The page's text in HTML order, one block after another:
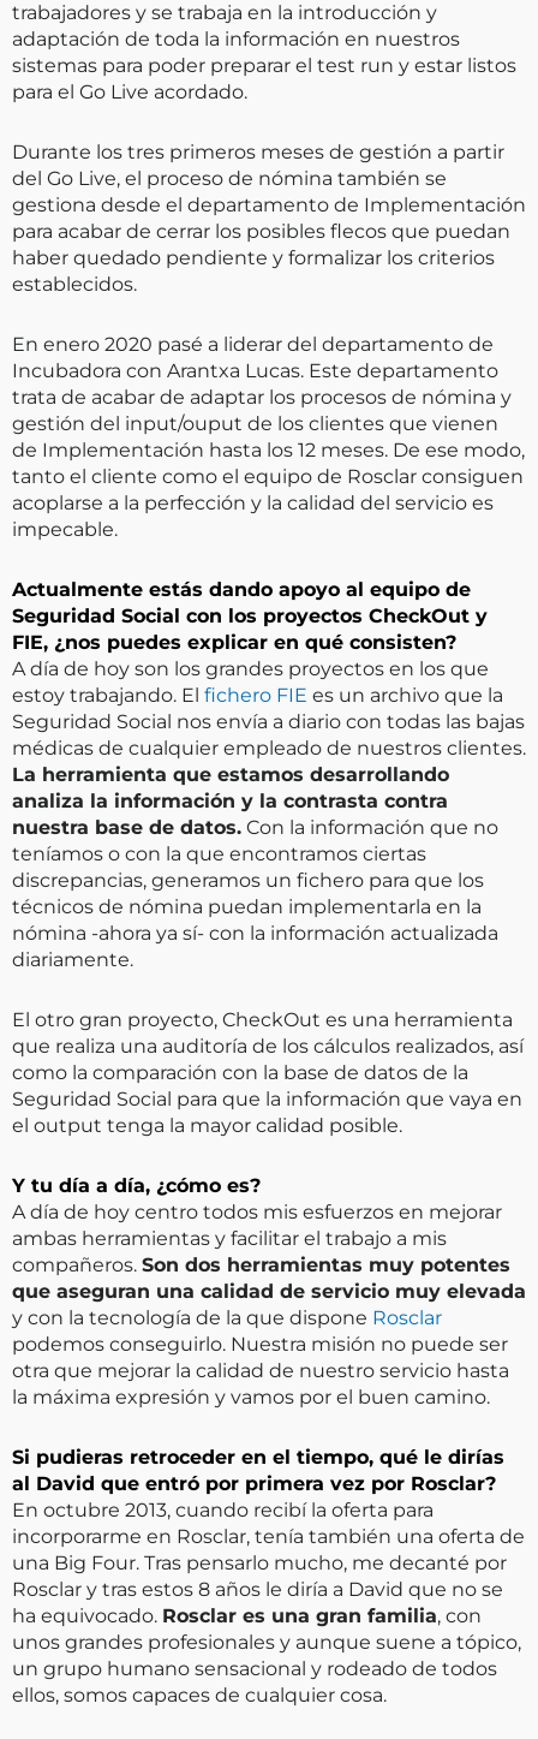
trabajadores y se trabaja en la introducción y
adaptación de toda la información en nuestros
sistemas para poder preparar el test run y estar listos
para el Go Live acordado.
Durante los tres primeros meses de gestión a partir
del Go Live, el proceso de nómina también se
gestiona desde el departamento de Implementación
para acabar de cerrar los posibles flecos que puedan
haber quedado pendiente y formalizar los criterios
establecidos.
En enero 2020 pasé a liderar del departamento de
Incubadora con Arantxa Lucas. Este departamento
trata de acabar de adaptar los procesos de nómina y
gestión del input/ouput de los clientes que vienen
de Implementación hasta los 12 meses. De ese modo,
tanto el cliente como el equipo de Rosclar consiguen
acoplarse a la perfección y la calidad del servicio es
impecable.
Actualmente estás dando apoyo al equipo de
Seguridad Social con los proyectos CheckOut y
FIE, ¿nos puedes explicar en qué consisten?
A día de hoy son los grandes proyectos en los que
estoy trabajando. El fichero FIE es un archivo que la
Seguridad Social nos envía a diario con todas las bajas
médicas de cualquier empleado de nuestros clientes.
La herramienta que estamos desarrollando
analiza la información y la contrasta contra
nuestra base de datos. Con la información que no
teníamos o con la que encontramos ciertas
discrepancias, generamos un fichero para que los
técnicos de nómina puedan implementarla en la
nómina -ahora ya sí- con la información actualizada
diariamente.
El otro gran proyecto, CheckOut es una herramienta
que realiza una auditoría de los cálculos realizados, así
como la comparación con la base de datos de la
Seguridad Social para que la información que vaya en
el output tenga la mayor calidad posible.
Y tu día a día, ¿cómo es?
A día de hoy centro todos mis esfuerzos en mejorar
ambas herramientas y facilitar el trabajo a mis
compañeros. Son dos herramientas muy potentes
que aseguran una calidad de servicio muy elevada
y con la tecnología de la que dispone Rosclar
podemos conseguirlo. Nuestra misión no puede ser
otra que mejorar la calidad de nuestro servicio hasta
la máxima expresión y vamos por el buen camino.
Si pudieras retroceder en el tiempo, qué le dirías
al David que entró por primera vez por Rosclar?
En octubre 2013, cuando recibí la oferta para
incorporarme en Rosclar, tenía también una oferta de
una Big Four. Tras pensarlo mucho, me decanté por
Rosclar y tras estos 8 años le diría a David que no se
ha equivocado. Rosclar es una gran familia, con
unos grandes profesionales y aunque suene a tópico,
un grupo humano sensacional y rodeado de todos
ellos, somos capaces de cualquier cosa.